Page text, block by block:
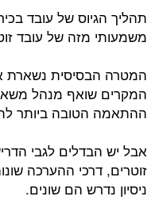
תהליך הגיוס של עובד
משמעותי מזה של עובד
המטרה הבסיסית נשארת
המקרים שואף מנהל
ההתאמה הטובה ביותר
אבל יש הבדלים לגבי
זוטרים, דרכי ההערכה
ניסיון נדרש הם שונים.